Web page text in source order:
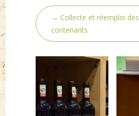
→ Collecte et réemploi des
contenants